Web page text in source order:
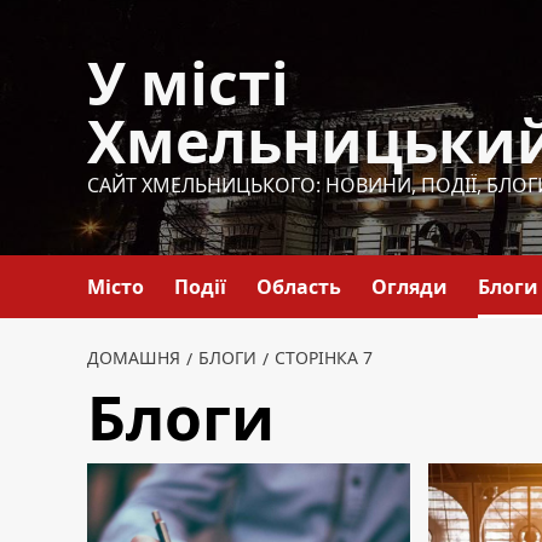
У місті
САЙТ ХМЕЛЬНИЦЬКОГО: НОВИНИ, ПОДІЇ,
Місто Події Область Огляди Блоги
ДОМАШНЯ БЛОГИ СТОРІНКА 7
Блоги